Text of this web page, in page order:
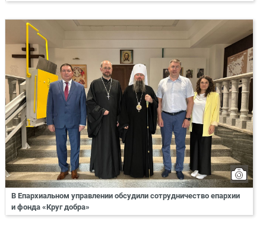
В Епархиальном управлении обсудили сотрудничество епархии
и фонда «Круг добра»